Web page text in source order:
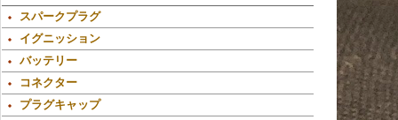
スパークプラグ
イグニッション
バッテリー
コネクター
プラグキャップ